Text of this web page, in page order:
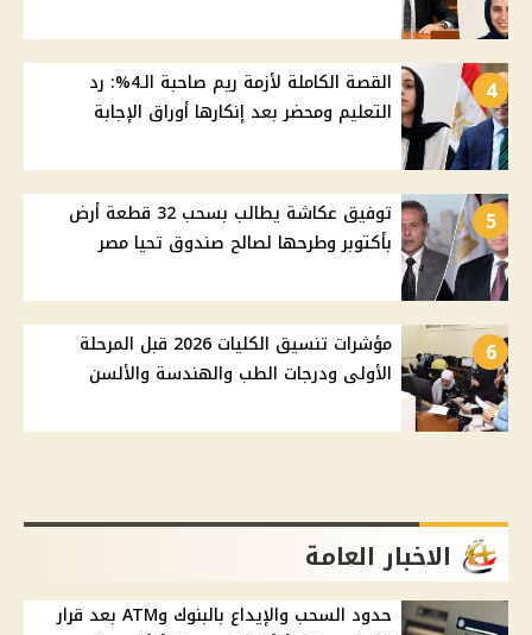
4
القصة الكاملة لأزمة ريم صاحبة الـ4%: رد
التعليم ومحضر بعد إنكارها أوراق الإجابة
5
توفيق عكاشة يطالب بسحب 32 قطعة أرض
بأكتوبر وطرحها لصالح صندوق تحيا مصر
6
مؤشرات تنسيق الكليات 2026 قبل المرحلة
الأولى ودرجات الطب والهندسة والألسن
الاخبار العامة
حدود السحب والإيداع بالبنوك وATM بعد قرار